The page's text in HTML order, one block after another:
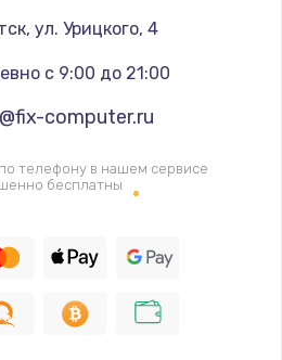
процессора
1545 руб.
термопасты
1390 руб.
, ул. Урицкого, 4
с 9:00 до 21:00
computer.ru
телефону в нашем сервисе
бесплатны